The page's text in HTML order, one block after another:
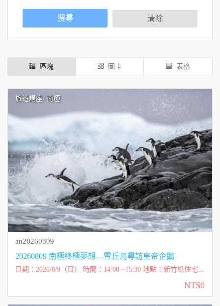
搜尋 清除
區塊 圖卡 表格
旅遊講座/ 南極
an20260809
20260809 南極終極夢想—雪丘島尋訪皇帝企鵝
日期：2026/8/9（日） 時間：14:00 ~15:30 地點：新竹綠住宅共
NT$0